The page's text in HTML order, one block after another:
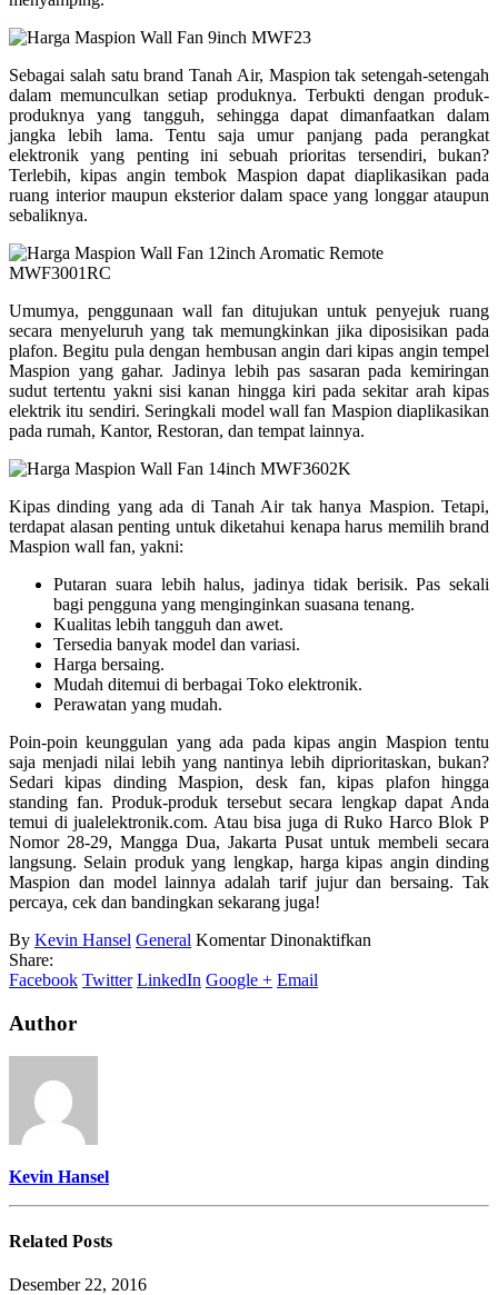
Sebagai salah satu brand Tanah Air, Maspion tak setengah-setengah
dalam memunculkan setiap produknya. Terbukti dengan produk-
produknya yang tangguh, sehingga dapat dimanfaatkan dalam
jangka lebih lama. Tentu saja umur panjang pada perangkat
elektronik yang penting ini sebuah prioritas tersendiri, bukan?
Terlebih, kipas angin tembok Maspion dapat diaplikasikan pada
ruang interior maupun eksterior dalam space yang longgar ataupun
sebaliknya.
Umumya, penggunaan wall fan ditujukan untuk penyejuk ruang
secara menyeluruh yang tak memungkinkan jika diposisikan pada
plafon. Begitu pula dengan hembusan angin dari kipas angin tempel
Maspion yang gahar. Jadinya lebih pas sasaran pada kemiringan
sudut tertentu yakni sisi kanan hingga kiri pada sekitar arah kipas
elektrik itu sendiri. Seringkali model wall fan Maspion diaplikasikan
pada rumah, Kantor, Restoran, dan tempat lainnya.
Kipas dinding yang ada di Tanah Air tak hanya Maspion. Tetapi,
terdapat alasan penting untuk diketahui kenapa harus memilih brand
Maspion wall fan, yakni:
Putaran suara lebih halus, jadinya tidak berisik. Pas sekali
bagi pengguna yang menginginkan suasana tenang.
Kualitas lebih tangguh dan awet.
Tersedia banyak model dan variasi.
Harga bersaing.
Mudah ditemui di berbagai Toko elektronik.
Perawatan yang mudah.
Poin-poin keunggulan yang ada pada kipas angin Maspion tentu
saja menjadi nilai lebih yang nantinya lebih diprioritaskan, bukan?
Sedari kipas dinding Maspion, desk fan, kipas plafon hingga
standing fan. Produk-produk tersebut secara lengkap dapat Anda
temui di jualelektronik.com. Atau bisa juga di Ruko Harco Blok P
Nomor 28-29, Mangga Dua, Jakarta Pusat untuk membeli secara
langsung. Selain produk yang lengkap, harga kipas angin dinding
Maspion dan model lainnya adalah tarif jujur dan bersaing. Tak
percaya, cek dan bandingkan sekarang juga!
By Kevin Hansel General Komentar Dinonaktifkan
Share:
Facebook Twitter LinkedIn Google + Email
Author
Kevin Hansel
RelatedPosts
Desember 22, 2016